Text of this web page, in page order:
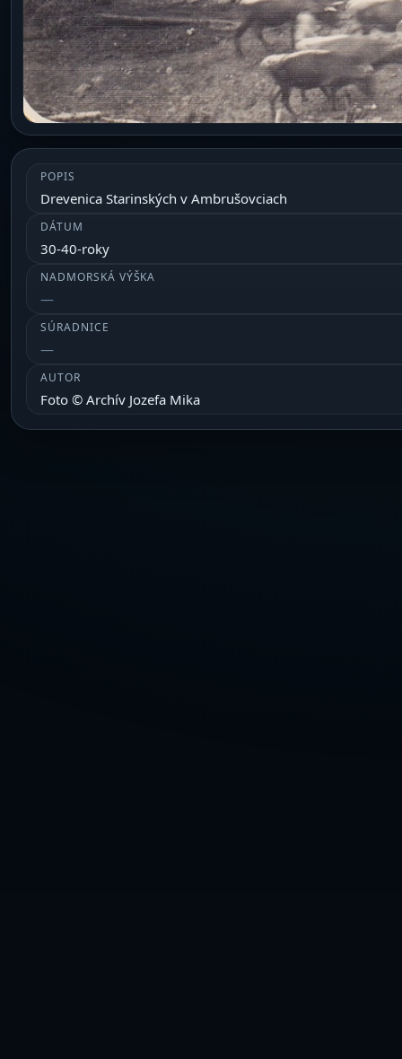
POPIS
Drevenica Starinských v Ambrušovciach
DÁTUM
30-40-roky
NADMORSKÁ VÝŠKA
SÚRADNICE
AUTOR
Foto © Archív Jozefa Mika